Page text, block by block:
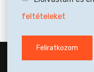
feltételeket